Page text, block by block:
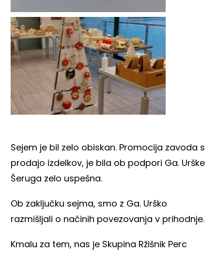
Sejem je bil zelo obiskan. Promocija zavoda s
prodajo izdelkov, je bila ob podpori Ga. Urške
Šeruga zelo uspešna.
Ob zaključku sejma, smo z Ga. Urško
razmišljali o načinih povezovanja v prihodnje.
Kmalu za tem, nas je Skupina Ržišnik Perc